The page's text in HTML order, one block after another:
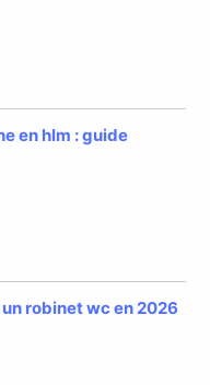
en hlm : guide
robinet wc en 2026